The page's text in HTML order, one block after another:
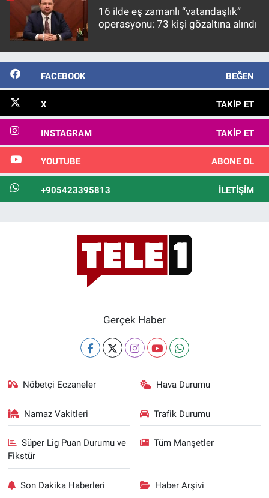
16 ilde eş zamanlı “vatandaşlık”
operasyonu: 73 kişi gözaltına alındı
FACEBOOK BEĞEN
X TAKIP ET
INSTAGRAM TAKIP ET
YOUTUBE ABONE OL
+905423395813 İLETIŞIM
Gerçek Haber
Nöbetçi Eczaneler Hava Durumu
Namaz Vakitleri Trafik Durumu
Süper Lig Puan Durumu ve
Fikstür
Tüm Manşetler
Son Dakika Haberleri Haber Arşivi